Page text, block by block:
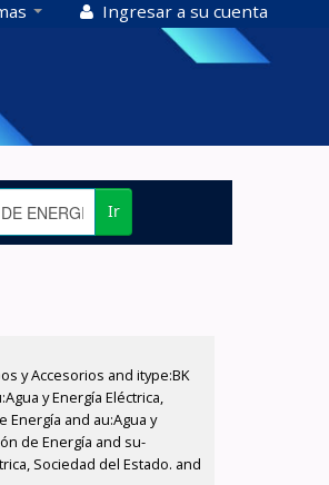
Ingresar a su cuenta
Ir
y Accesorios and itype:BK
y Energía Eléctrica,
Energía and au:Agua y
de Energía and su-
Sociedad del Estado. and